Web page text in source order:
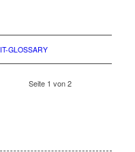
IT-GLOSSARY
Seite 1 von 2